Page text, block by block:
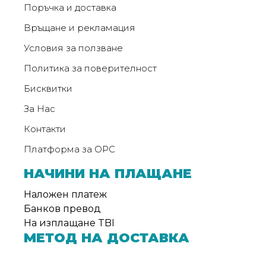
Поръчка и доставка
Връщане и рекламация
Условия за ползване
Политика за поверителност
Бисквитки
За Нас
Контакти
Платформа за ОРС
НАЧИНИ НА ПЛАЩАНЕ
Наложен платеж
Банков превод
На изплащане TBI
МЕТОД НА ДОСТАВКА